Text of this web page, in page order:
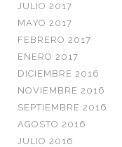
JULIO 2017
MAYO 2017
FEBRERO 2017
ENERO 2017
DICIEMBRE 2016
NOVIEMBRE 2016
SEPTIEMBRE 2016
AGOSTO 2016
JULIO 2016